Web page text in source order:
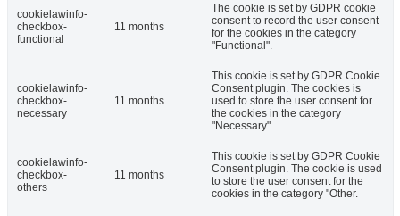
cookielawinfo-
checkbox-
functional
11 months
The cookie is set by GDPR cookie
consent to record the user consent
for the cookies in the category
"Functional".
cookielawinfo-
checkbox-
necessary
11 months
This cookie is set by GDPR Cookie
Consent plugin. The cookies is
used to store the user consent for
the cookies in the category
"Necessary".
cookielawinfo-
checkbox-
others
11 months
This cookie is set by GDPR Cookie
Consent plugin. The cookie is used
to store the user consent for the
cookies in the category "Other.